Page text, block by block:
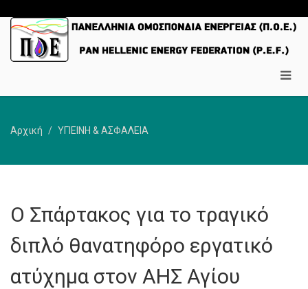
Αρχική ΥΓΙΕΙΝΗ & ΑΣΦΑΛΕΙΑ
Ο Σπάρτακος για το τραγικό
διπλό θανατηφόρο εργατικό
ατύχημα στον ΑΗΣ Αγίου